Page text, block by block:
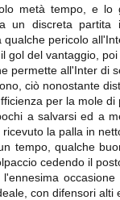
metà tempo, e lo
un discreta
qualche pericolo
gol del vantaggio,
permette all'Inter di
ciò nonostante
per la mole
a salvarsi ed a
la palla in
tempo, qualche
cedendo il
l'ennesima
con difensori
e mettendosi
le brutte prestazioni
Dopo un primo
gli uomini di
saputo reagire al gol
(e non molto
dagli inglesi e a
il bottino intero.